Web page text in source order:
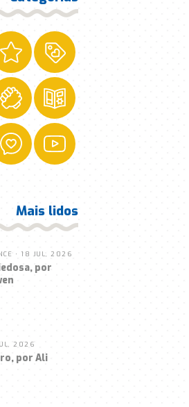
Mais lidos
• 18 JUL, 2026
por
2026
por Ali